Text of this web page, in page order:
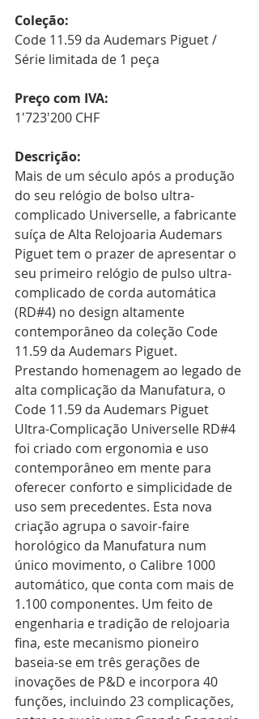
Coleção:
Code 11.59 da Audemars Piguet /
Série limitada de 1 peça
Preço com IVA:
1'723'200 CHF
Descrição:
Mais de um século após a produção
do seu relógio de bolso ultra-
complicado Universelle, a fabricante
suíça de Alta Relojoaria Audemars
Piguet tem o prazer de apresentar o
seu primeiro relógio de pulso ultra-
complicado de corda automática
(RD#4) no design altamente
contemporâneo da coleção Code
11.59 da Audemars Piguet.
Prestando homenagem ao legado de
alta complicação da Manufatura, o
Code 11.59 da Audemars Piguet
Ultra-Complicação Universelle RD#4
foi criado com ergonomia e uso
contemporâneo em mente para
oferecer conforto e simplicidade de
uso sem precedentes. Esta nova
criação agrupa o savoir-faire
horológico da Manufatura num
único movimento, o Calibre 1000
automático, que conta com mais de
1.100 componentes. Um feito de
engenharia e tradição de relojoaria
fina, este mecanismo pioneiro
baseia-se em três gerações de
inovações de P&D e incorpora 40
funções, incluindo 23 complicações,